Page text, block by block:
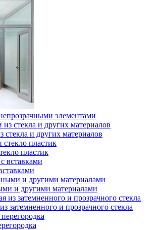
элементами
и других материалов
пластик
и другими материалами
затемненного и прозрачного стекла